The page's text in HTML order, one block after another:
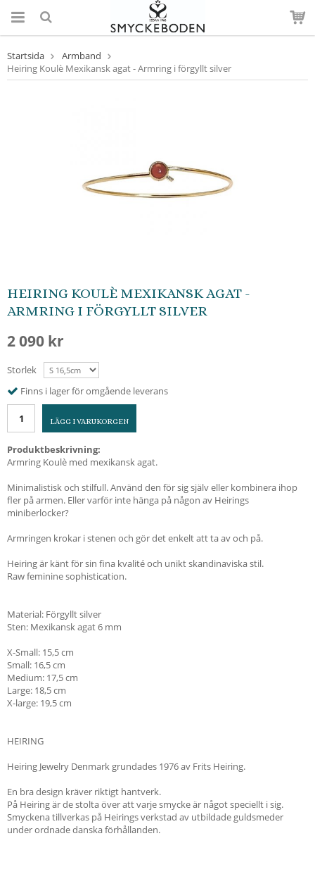
Startsida
Armband
Heiring Koulè Mexikansk agat - Armring i förgyllt silver
HEIRING KOULÈ MEXIKANSK AGAT -
ARMRING I FÖRGYLLT SILVER
2 090 kr
Storlek
Finns i lager för omgående leverans
LÄGG I VARUKORGEN
Produktbeskrivning:
Armring Koulè med mexikansk agat.
Minimalistisk och stilfull. Använd den för sig själv eller kombinera ihop
fler på armen. Eller varför inte hänga på någon av Heirings
miniberlocker?
Armringen krokar i stenen och gör det enkelt att ta av och på.
Heiring är känt för sin fina kvalité och unikt skandinaviska stil.
Raw feminine sophistication.
Material: Förgyllt silver
Sten: Mexikansk agat 6 mm
X-Small: 15,5 cm
Small: 16,5 cm
Medium: 17,5 cm
Large: 18,5 cm
X-large: 19,5 cm
HEIRING
Heiring Jewelry Denmark grundades 1976 av Frits Heiring.
En bra design kräver riktigt hantverk.
På Heiring är de stolta över att varje smycke är något speciellt i sig.
Smyckena tillverkas på Heirings verkstad av utbildade guldsmeder
under ordnade danska förhållanden.